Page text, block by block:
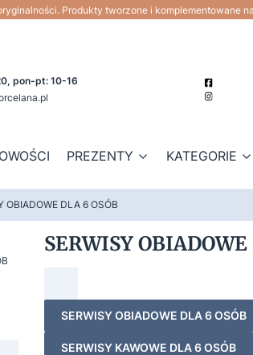
Produkty tworzone i komplementowane
pon-pt: 10-16
PREZENTY KATEGORIE
OBIADOWE DLA 6 OSÓB
SERWISY
SERWISY OBIADOWE DLA 6 OSÓB
SERWISY KAWOWE DLA 6 OSÓB